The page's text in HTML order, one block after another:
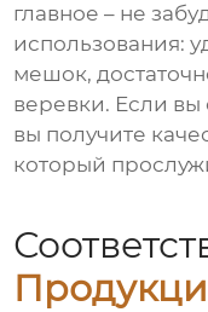
главное – не
использования:
мешок,
веревки. Если
вы получите
который